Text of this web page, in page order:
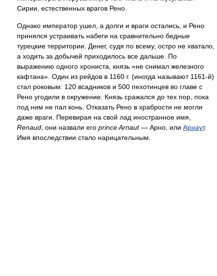
Сирии, естественных врагов Рено.
Однако император ушел, а долги и враги остались, и Рено
принялся устраивать набеги на сравнительно бедные
турецкие территории. Денег, судя по всему, остро не хватало,
а ходить за добычей приходилось все дальше. По
выражению одного хрониста, князь «не снимал железного
кафтана». Один из рейдов в 1160 г. (иногда называют 1161-й)
стал роковым: 120 всадников и 500 пехотинцев во главе с
Рено угодили в окружение. Князь сражался до тех пор, пока
под ним не пал конь. Отказать Рено в храбрости не могли
даже враги. Перевирая на свой лад иностранное имя,
Renaud, они назвали его prince Arnaut— Арно, или Арнаут.
Имя впоследствии стало нарицательным.